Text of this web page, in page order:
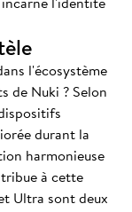
l'écosystème
de Nuki ? Selon
durant la
harmonieuse
à cette
Ultra sont deux